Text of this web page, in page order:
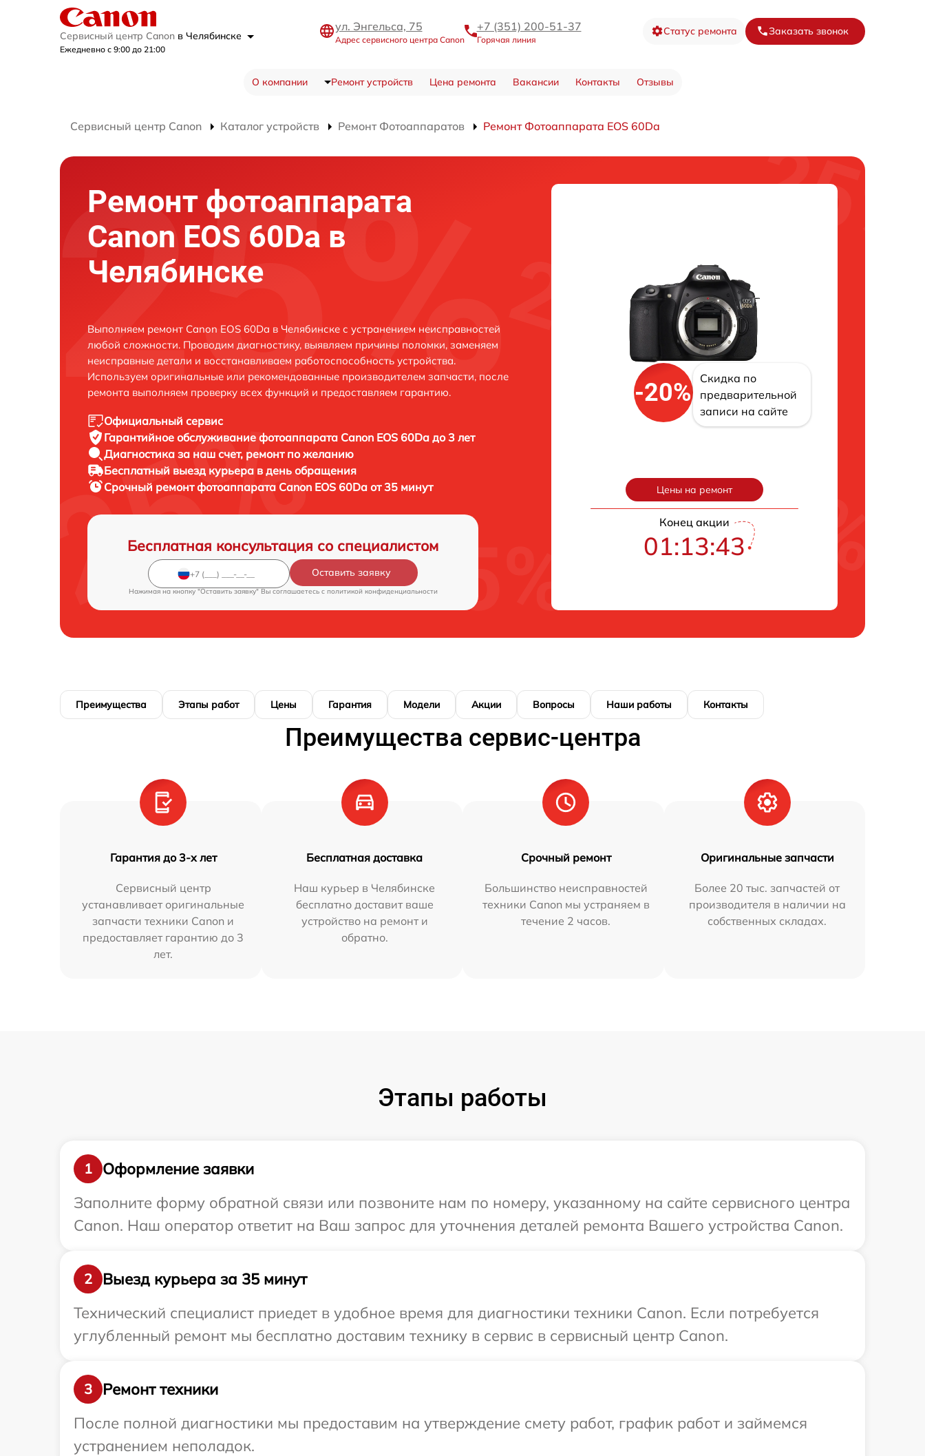
Сервисный центр Canon в Челябинске
Ежедневно с 9:00 до 21:00
ул. Энгельса, 75
Адрес сервисного центра Canon
+7 (351) 200-51-37
Горячая линия
Статус ремонта Заказать звонок
О компании Ремонт устройств Цена ремонта Вакансии Контакты Отзывы
Сервисный центр Canon Каталог устройств Ремонт Фотоаппаратов Ремонт Фотоаппарата EOS 60Da
Ремонт фотоаппарата
Canon EOS 60Da в
Челябинске
Выполняем ремонт Canon EOS 60Da в Челябинске с устранением неисправностей
любой сложности. Проводим диагностику, выявляем причины поломки, заменяем
неисправные детали и восстанавливаем работоспособность устройства.
Используем оригинальные или рекомендованные производителем запчасти, после
ремонта выполняем проверку всех функций и предоставляем гарантию.
Официальный сервис
Гарантийное обслуживание фотоаппарата Canon EOS 60Da до 3 лет
Диагностика за наш счет, ремонт по желанию
Бесплатный выезд курьера в день обращения
Срочный ремонтфотоаппарата Canon EOS 60Da от 35 минут
Бесплатная консультация со специалистом
Оставить заявку
Нажимая на кнопку "Оставить заявку" Вы соглашаетесь c политикой конфиденциальности
-20%
Скидка по
предварительной
записи на сайте
Цены на ремонт
Конец акции
01:13:42
Преимущества Этапы работ Цены Гарантия Модели Акции Вопросы Наши работы Контакты
Преимущества сервис-центра
Гарантия до 3-х лет
Сервисный центр
устанавливает оригинальные
запчасти техники Canon и
предоставляет гарантию до 3
лет.
Бесплатная доставка
Наш курьер в Челябинске
бесплатно доставит ваше
устройство на ремонт и
обратно.
Срочный ремонт
Большинство неисправностей
техники Canon мы устраняем в
течение 2 часов.
Оригинальные запчасти
Более 20 тыс. запчастей от
производителя в наличии на
собственных складах.
Этапы работы
1
Оформление заявки
Заполните форму обратной связи или позвоните нам по номеру, указанному на сайте сервисного центра
Canon. Наш оператор ответит на Ваш запрос для уточнения деталей ремонта Вашего устройства Canon.
2
Выезд курьера за 35 минут
Технический специалист приедет в удобное время для диагностики техники Canon. Если потребуется
углубленный ремонт мы бесплатно доставим технику в сервис в сервисный центр Canon.
3
Ремонт техники
После полной диагностики мы предоставим на утверждение смету работ, график работ и займемся
устранением неполадок.